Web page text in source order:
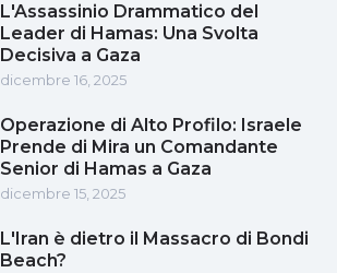
L'Assassinio Drammatico del
Leader di Hamas: Una Svolta
Decisiva a Gaza
dicembre 16, 2025
Operazione di Alto Profilo: Israele
Prende di Mira un Comandante
Senior di Hamas a Gaza
dicembre 15, 2025
L'Iran è dietro il Massacro di Bondi
Beach?